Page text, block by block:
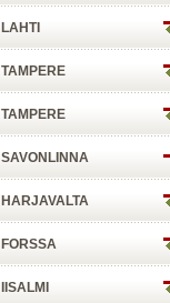
LAHTI
TAMPERE
TAMPERE
SAVONLINNA
HARJAVALTA
FORSSA
IISALMI